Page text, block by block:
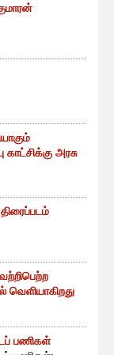
காட்சிக்கு அரசு
வெளியாகிறது
பணிகள்